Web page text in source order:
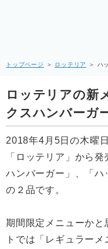
トップページ ＞ ロッテリア ＞ ハ
ロッテリアの新
クスハンバーガ
2018年4月5日の木曜
「ロッテリア」から
ハンバーガー」、「ハ
の２品です。
期間限定メニューかと
トでは「レギュラー